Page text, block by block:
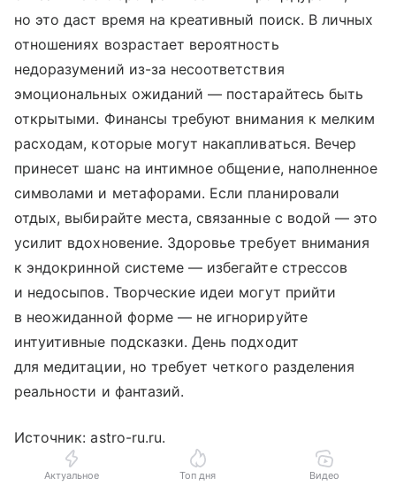
но это даст время на креативный поиск. В личных
отношениях возрастает вероятность
недоразумений из-за несоответствия
эмоциональных ожиданий — постарайтесь быть
открытыми. Финансы требуют внимания к мелким
расходам, которые могут накапливаться. Вечер
принесет шанс на интимное общение, наполненное
символами и метафорами. Если планировали
отдых, выбирайте места, связанные с водой — это
усилит вдохновение. Здоровье требует внимания
к эндокринной системе — избегайте стрессов
и недосыпов. Творческие идеи могут прийти
в неожиданной форме — не игнорируйте
интуитивные подсказки. День подходит
для медитации, но требует четкого разделения
реальности и фантазий.
Источник: astro-ru.ru.
Актуальное Топ дня Видео